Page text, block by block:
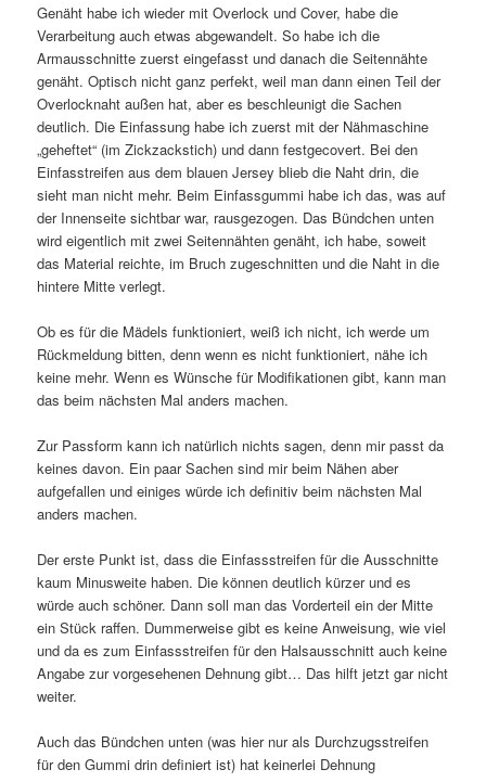
Genäht habe ich wieder mit Overlock und Cover, habe die
Verarbeitung auch etwas abgewandelt. So habe ich die
Armausschnitte zuerst eingefasst und danach die Seitennähte
genäht. Optisch nicht ganz perfekt, weil man dann einen Teil der
Overlocknaht außen hat, aber es beschleunigt die Sachen
deutlich. Die Einfassung habe ich zuerst mit der Nähmaschine
„geheftet“ (im Zickzackstich) und dann festgecovert. Bei den
Einfasstreifen aus dem blauen Jersey blieb die Naht drin, die
sieht man nicht mehr. Beim Einfassgummi habe ich das, was auf
der Innenseite sichtbar war, rausgezogen. Das Bündchen unten
wird eigentlich mit zwei Seitennähten genäht, ich habe, soweit
das Material reichte, im Bruch zugeschnitten und die Naht in die
hintere Mitte verlegt.
Ob es für die Mädels funktioniert, weiß ich nicht, ich werde um
Rückmeldung bitten, denn wenn es nicht funktioniert, nähe ich
keine mehr. Wenn es Wünsche für Modifikationen gibt, kann man
das beim nächsten Mal anders machen.
Zur Passform kann ich natürlich nichts sagen, denn mir passt da
keines davon. Ein paar Sachen sind mir beim Nähen aber
aufgefallen und einiges würde ich definitiv beim nächsten Mal
anders machen.
Der erste Punkt ist, dass die Einfassstreifen für die Ausschnitte
kaum Minusweite haben. Die können deutlich kürzer und es
würde auch schöner. Dann soll man das Vorderteil ein der Mitte
ein Stück raffen. Dummerweise gibt es keine Anweisung, wie viel
und da es zum Einfassstreifen für den Halsausschnitt auch keine
Angabe zur vorgesehenen Dehnung gibt… Das hilft jetzt gar nicht
weiter.
Auch das Bündchen unten (was hier nur als Durchzugsstreifen
für den Gummi drin definiert ist) hat keinerlei Dehnung